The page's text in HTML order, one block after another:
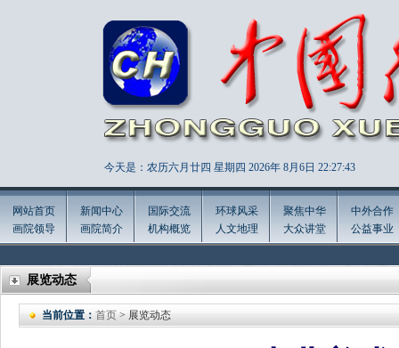
今天是：农历六月廿四 星期四 2026年 8月6日 22:27:46
网站首页
画院领导
新闻中心
画院简介
国际交流
机构概览
环球风采
人文地理
聚焦中华
大众讲堂
中外合作
公益事业
展览动态
当前位置： 首页 > 展览动态